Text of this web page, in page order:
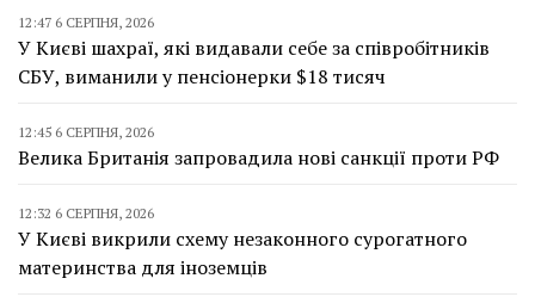
12:47 6 СЕРПНЯ, 2026
У Києві шахраї, які видавали себе за співробітників
СБУ, виманили у пенсіонерки $18 тисяч
12:45 6 СЕРПНЯ, 2026
Велика Британія запровадила нові санкції проти РФ
12:32 6 СЕРПНЯ, 2026
У Києві викрили схему незаконного сурогатного
материнства для іноземців